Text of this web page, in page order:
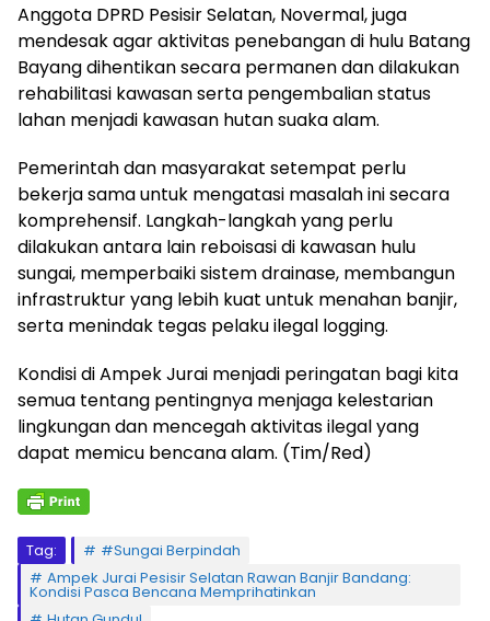
Anggota DPRD Pesisir Selatan, Novermal, juga
mendesak agar aktivitas penebangan di hulu Batang
Bayang dihentikan secara permanen dan dilakukan
rehabilitasi kawasan serta pengembalian status
lahan menjadi kawasan hutan suaka alam.
Pemerintah dan masyarakat setempat perlu
bekerja sama untuk mengatasi masalah ini secara
komprehensif. Langkah-langkah yang perlu
dilakukan antara lain reboisasi di kawasan hulu
sungai, memperbaiki sistem drainase, membangun
infrastruktur yang lebih kuat untuk menahan banjir,
serta menindak tegas pelaku ilegal logging.
Kondisi di Ampek Jurai menjadi peringatan bagi kita
semua tentang pentingnya menjaga kelestarian
lingkungan dan mencegah aktivitas ilegal yang
dapat memicu bencana alam. (Tim/Red)
Tag:
#Sungai Berpindah
Ampek Jurai Pesisir Selatan Rawan Banjir Bandang:
Kondisi Pasca Bencana Memprihatinkan